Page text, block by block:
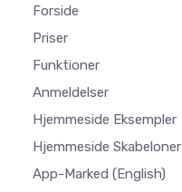
Forside
Priser
Funktioner
Anmeldelser
Hjemmeside Eksempler
Hjemmeside Skabeloner
App-Marked (English)